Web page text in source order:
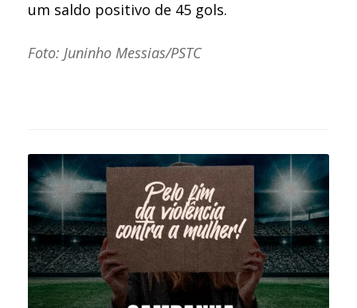
um saldo positivo de 45 gols.
Foto: Juninho Messias/PSTC